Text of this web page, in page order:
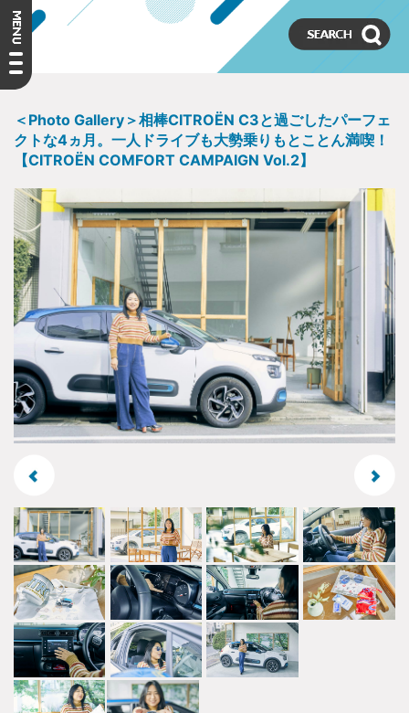
＜Photo Gallery＞相棒CITROËN C3と過ごしたパーフェ
クトな4ヵ月。一人ドライブも大勢乗りもとことん満喫！
【CITROËN COMFORT CAMPAIGN Vol.2】